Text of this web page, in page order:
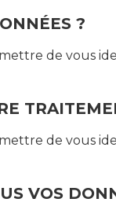
?
de vous
de vous
VOS